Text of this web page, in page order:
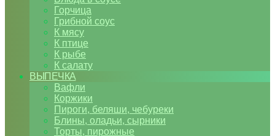
Горчица
Грибной соус
К мясу
К птице
К рыбе
К салату
ВЫПЕЧКА
Вафли
Коржики
Пироги, беляши, чебуреки
Блины, оладьи, сырники
Торты, пирожные